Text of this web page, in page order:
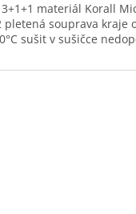
3+1+1 materiál Korall
pletená souprava kraje
sušit v sušičce